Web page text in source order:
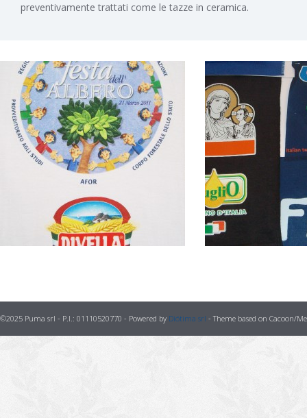
preventivamente trattati come le tazze in ceramica.
©2025 Puma srl - P.I.: 01110520770 - Powered by Diótima srl - Theme based on Cacoon/